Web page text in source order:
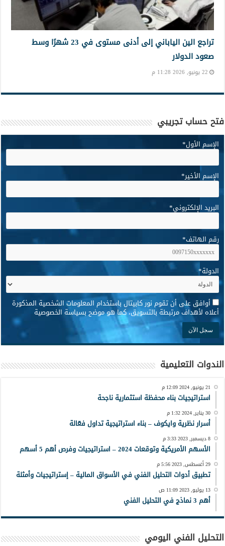
تراجع الين الياباني إلى أدنى مستوى في 23 شهرًا وسط
صعود الدولار
22 يونيو, 2026 11:28 م
فتح حساب تجريبي
الإسم الأول*
الإسم الأخير*
البريد الإلكتروني*
رقم الهاتف*
الدولة*
* أوافق على أن تقوم نور كابيتال باستخدام المعلومات الشخصية المذكورة
أعلاه لأهداف مرتبطة بالتسويق، كما هو موضح بسياسة الخصوصية
الندوات التعليمية
21 يونيو, 2024 12:09 م
استراتيجيات بناء محفظة استثمارية ناجحة
30 يناير, 2024 1:32 م
أسرار نظرية وايكوف – بناء استراتيجية تداول فعّالة
8 ديسمبر, 2023 3:33 م
الأسهم الأمريكية وتوقعات 2024 – استراتيجيات وفرص أهم 5 أسهم
29 أغسطس, 2023 5:56 م
تطبيق أدوات التحليل الفني في الأسواق المالية – إستراتيجيات وأمثلة
13 يوليو, 2023 11:09 ص
أهم 3 نماذج في التحليل الفني
التحليل الفني اليومي